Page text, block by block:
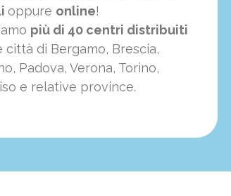
oppure online!
più di 40 centri distribuiti
città di Bergamo, Brescia,
Padova, Verona, Torino,
e relative province.